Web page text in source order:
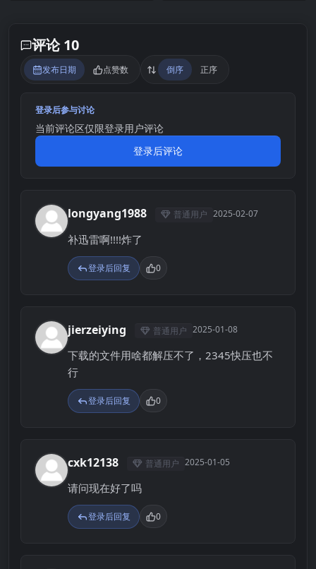
评论 10
发布日期 点赞数 倒序 正序
登录后参与讨论
当前评论区仅限登录用户评论
登录后评论
L longyang1988 普通用户 2025-02-07
补迅雷啊!!!!炸了
登录后回复 0
J jierzeiying 普通用户 2025-01-08
下载的文件用啥都解压不了，2345快压也不
行
登录后回复 0
C cxk12138 普通用户 2025-01-05
请问现在好了吗
登录后回复 0